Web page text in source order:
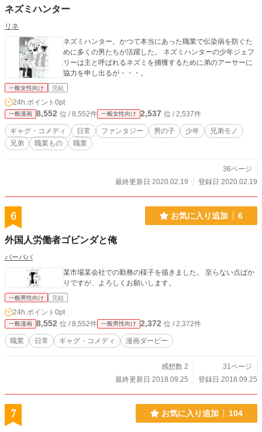
ネズミハンター
リネ
ネズミハンター。かつて本当にあった職業で伝染病を防ぐた
めに多くの男たちが活躍した。 ネズミハンターの少年ジェフ
リーは主と呼ばれるネズミを捕獲するために弟のアーサーに
協力を申し出るが・・・。
一般女性向け 完結
24h.ポイント 0pt
一般漫画 8,552 位 / 8,552件 一般女性向け 2,537 位 / 2,537件
ギャグ・コメディ 日常 ファンタジー 男の子 少年
兄弟モノ
兄弟
職業もの 職業
36ページ
最終更新日 2020.02.19
登録日 2020.02.19
6 お気に入り追加 6
外国人労働者ゴビンダと俺
バーバパ
某市場某会社での勤務の様子を描きました。 至らない点ばか
りですが、よろしくお願いします。
一般男性向け 完結
24h.ポイント 0pt
一般漫画 8,552 位 / 8,552件 一般男性向け 2,372 位 / 2,372件
職業 日常 ギャグ・コメディ 漫画ダービー
感想数 2
31ページ
最終更新日 2018.09.25
登録日 2018.09.25
7 お気に入り追加 104